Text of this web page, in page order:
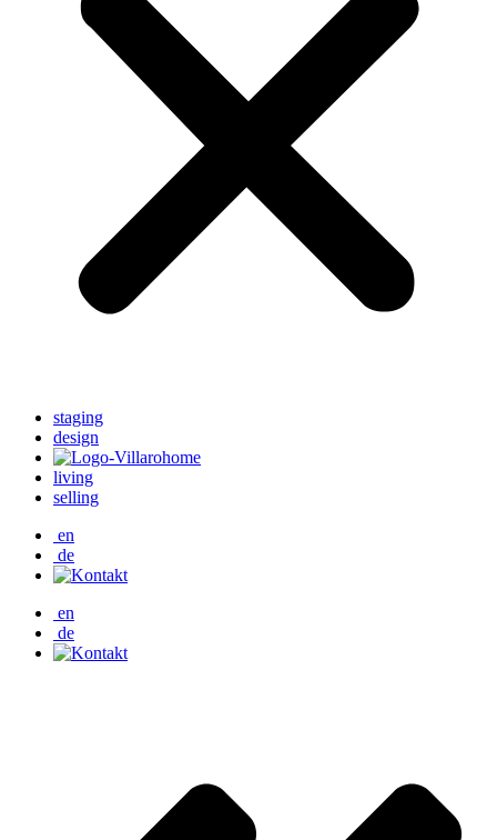
staging
design
living
selling
en
de
en
de